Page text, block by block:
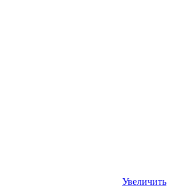
Увеличить